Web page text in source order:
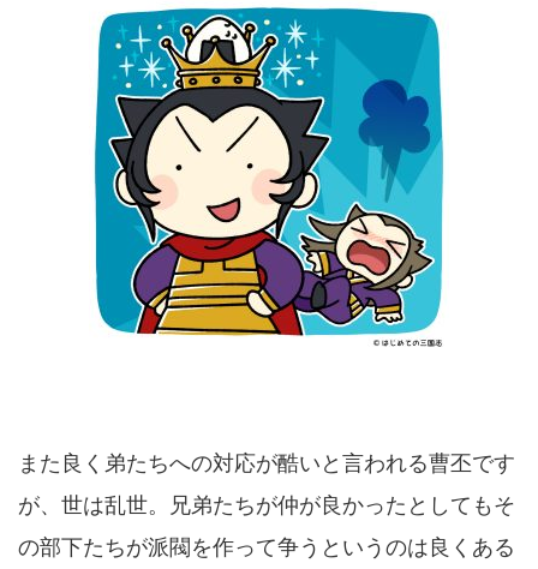
また良く弟たちへの対応が酷いと言われる曹丕です
が、世は乱世。兄弟たちが仲が良かったとしてもそ
の部下たちが派閥を作って争うというのは良くある